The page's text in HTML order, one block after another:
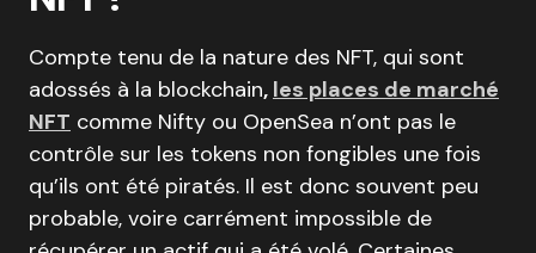
Compte tenu de la nature des NFT, qui sont
adossés à la blockchain, les places de marché
NFT comme Nifty ou OpenSea n’ont pas le
contrôle sur les tokens non fongibles une fois
qu’ils ont été piratés. Il est donc souvent peu
probable, voire carrément impossible de